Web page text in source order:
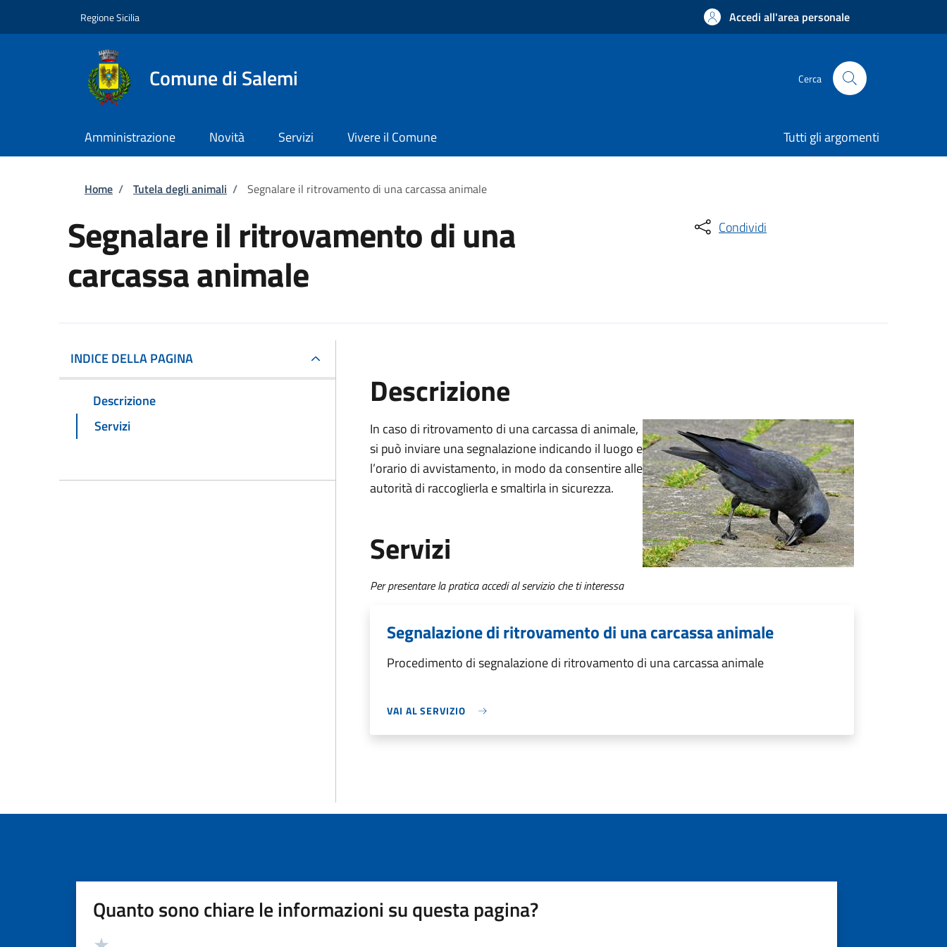
Regione Sicilia Accedi all'area personale
Comune di Salemi Cerca
Amministrazione Novità Servizi Vivere il Comune Tutti gli argomenti
Briciole di pane
Home / Tutela degli animali / Segnalare il ritrovamento di una carcassa animale
Segnalare il ritrovamento di una
carcassa animale
Condividi
INDICE DELLA PAGINA
Descrizione
Servizi
Descrizione
In caso di ritrovamento di una carcassa di animale,
si può inviare una segnalazione indicando il luogo e
l’orario di avvistamento, in modo da consentire alle
autorità di raccoglierla e smaltirla in sicurezza.
Servizi
Per presentare la pratica accedi al servizio che ti interessa
Segnalazione di ritrovamento di una carcassa animale
Procedimento di segnalazione di ritrovamento di una carcassa animale
VAI AL SERVIZIO
Quanto sono chiare le informazioni su questa pagina?
Valutazione